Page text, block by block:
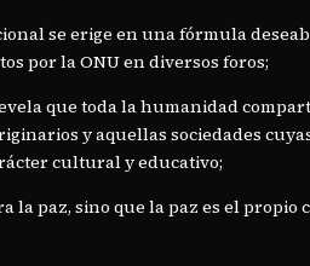
se erige en una fórmula
por la ONU en diversos foros;
que toda la humanidad
y aquellas sociedades
cultural y educativo;
la paz, sino que la paz es el